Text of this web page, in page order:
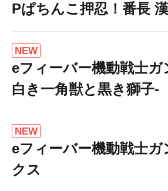
Pぱちんこ押忍！番長
NEW
eフィーバー機動戦士
白き一角獣と黒き獅子-
NEW
eフィーバー機動戦士
クス